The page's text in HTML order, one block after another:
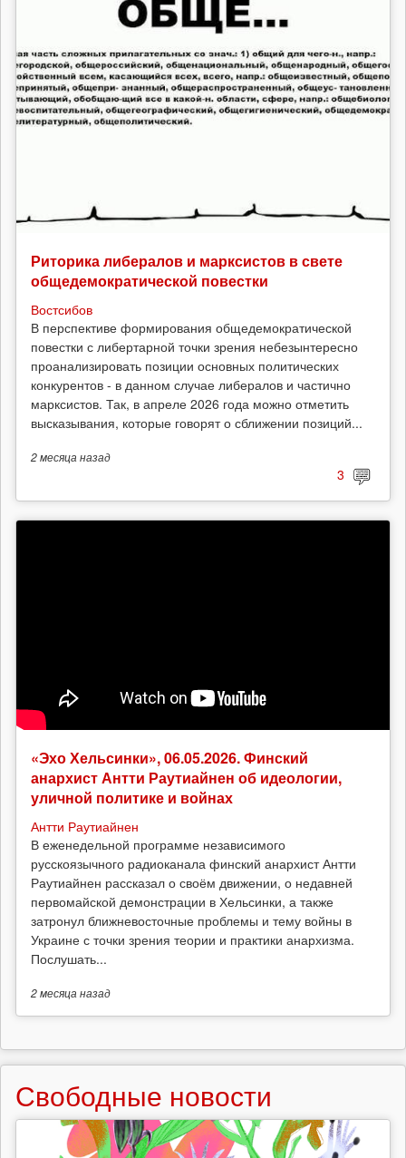
Риторика либералов и марксистов в свете
общедемократической повестки
Востсибов
В перспективе формирования общедемократической
повестки с либертарной точки зрения небезынтересно
проанализировать позиции основных политических
конкурентов - в данном случае либералов и частично
марксистов. Так, в апреле 2026 года можно отметить
высказывания, которые говорят о сближении позиций...
2 месяцаназад
3
«Эхо Хельсинки», 06.05.2026. Финский
анархист Антти Раутиайнен об идеологии,
уличной политике и войнах
Антти Раутиайнен
В еженедельной программе независимого
русскоязычного радиоканала финский анархист Антти
Раутиайнен рассказал о своём движении, о недавней
первомайской демонстрации в Хельсинки, а также
затронул ближневосточные проблемы и тему войны в
Украине с точки зрения теории и практики анархизма.
Послушать...
2 месяцаназад
Свободные новости